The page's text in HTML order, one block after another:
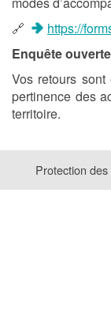
🔗
https://
Enquête
Vos retours
pertinence des
territoire.
Protection